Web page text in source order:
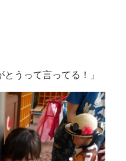
とうって言ってる！」